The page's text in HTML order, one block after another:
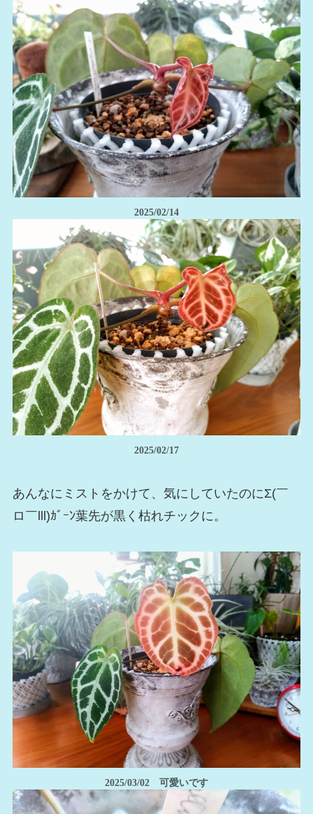
2025/02/14
2025/02/17
あんなにミストをかけて、気にしていたのにΣ(￣
ロ￣lll)ｶﾞｰﾝ葉先が黒く枯れチックに。
2025/03/02 可愛いです